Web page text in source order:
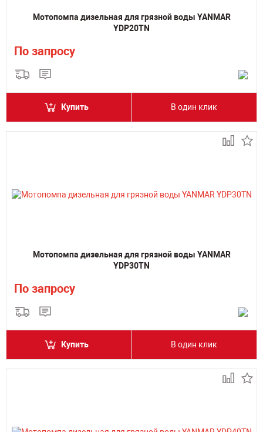
Мотопомпа дизельная для грязной воды YANMAR
YDP20TN
По запросу
Купить В один клик
Мотопомпа дизельная для грязной воды YANMAR
YDP30TN
По запросу
Купить В один клик